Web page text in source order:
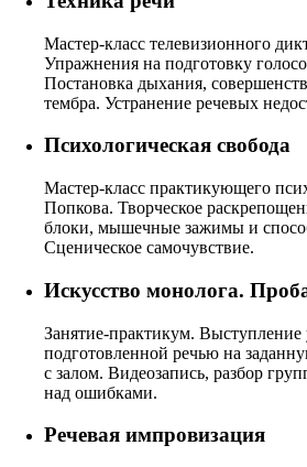
Мастер-класс телевизионного
Упражнения на подготовку
Постановка дыхания,
тембра. Устранение речевых
Психологическая свобода
Мастер-класс практикующего
Попкова. Творческое
блоки, мышечные зажимы и
Сценическое самочувствие.
Искусство монолога.
Занятие-практикум. Выступление
подготовленной речью на
с залом. Видеозапись, разбор
над ошибками.
Речевая импровизация